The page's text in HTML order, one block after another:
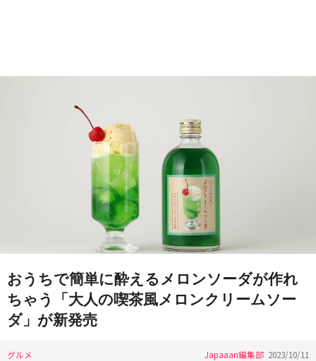
おうちで簡単に酔えるメロンソーダが作れ
ちゃう「大人の喫茶風メロンクリームソー
ダ」が新発売
グルメ Japaaan編集部 2023/10/11